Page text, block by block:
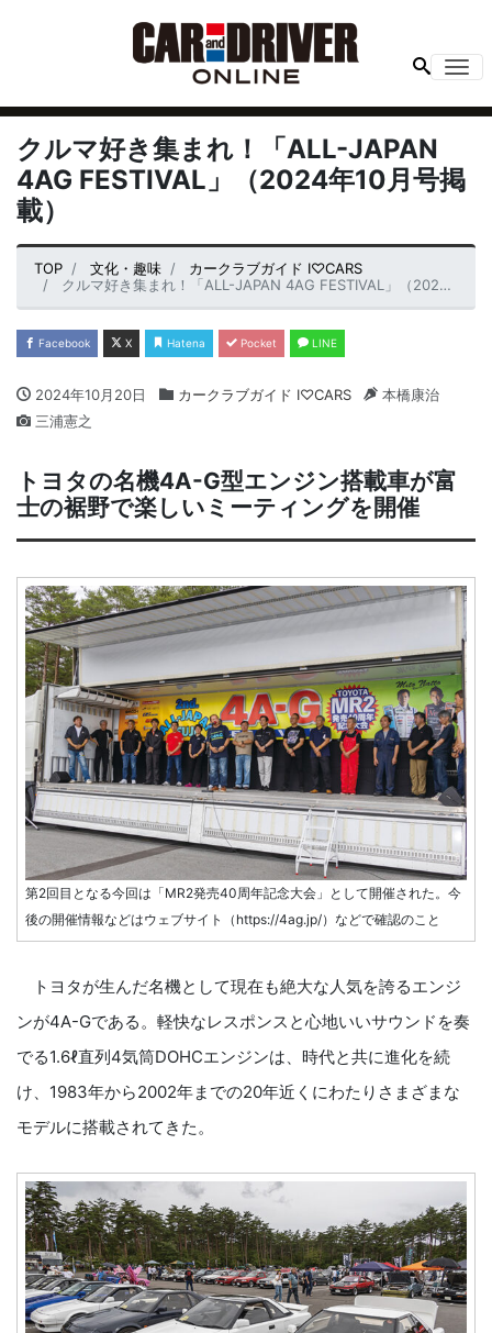
クルマ好き集まれ！「ALL-JAPAN
4AG FESTIVAL」（2024年10月号掲
載）
TOP 文化・趣味
カークラブガイド I♡CARS
クルマ好き集まれ！「ALL-JAPAN 4AG FESTIVAL」（2024年10月号掲載）
Facebook X Hatena Pocket LINE
2024年10月20日 カークラブガイド I♡CARS
本橋康治
三浦憲之
トヨタの名機4A-G型エンジン搭載車が富
士の裾野で楽しいミーティングを開催
第2回目となる今回は「MR2発売40周年記念大会」として開催された。今
後の開催情報などはウェブサイト（https://4ag.jp/）などで確認のこと
トヨタが生んだ名機として現在も絶大な人気を誇るエンジ
ンが4A-Gである。軽快なレスポンスと心地いいサウンドを奏
でる1.6ℓ直列4気筒DOHCエンジンは、時代と共に進化を続
け、1983年から2002年までの20年近くにわたりさまざまな
モデルに搭載されてきた。